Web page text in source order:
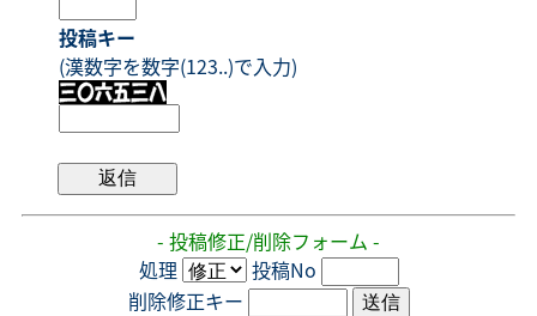
投稿キー
(漢数字を数字(123..)で入力)
- 投稿修正/削除フォーム -
処理
投稿No
削除修正キー